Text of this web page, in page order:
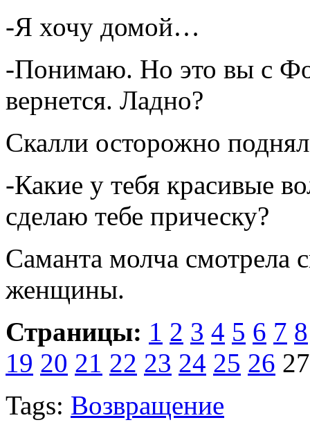
-Я хочу домой…
-Понимаю. Но это вы с
вернется. Ладно?
Скалли осторожно
-Какие у тебя красивые
сделаю тебе прическу?
Саманта молча смотрела
женщины.
Страницы: 1 2 3 4 5 6 7 8
19 20 21 22 23 24 25 26
Tags: Возвращение